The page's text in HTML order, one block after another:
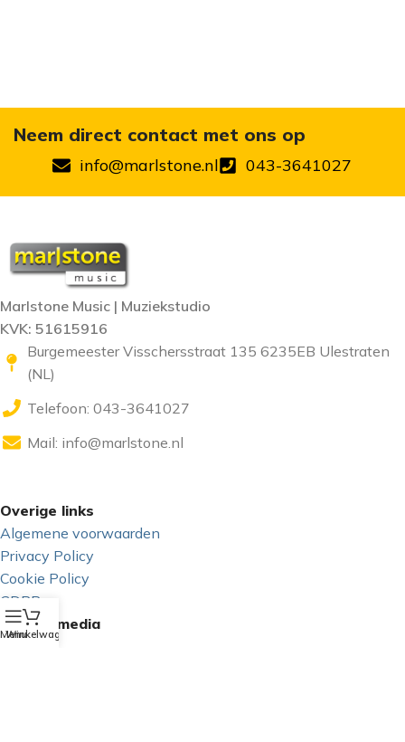
Neem direct contact met ons op
info@marlstone.nl 043-3641027
Marlstone Music | Muziekstudio
KVK: 51615916
Burgemeester Visschersstraat 135 6235EB Ulestraten
(NL)
Telefoon: 043-3641027
Mail: info@marlstone.nl
Overige links
Algemene voorwaarden
Privacy Policy
Cookie Policy
GDPR
Sociale media
Menu
Winkelwagen